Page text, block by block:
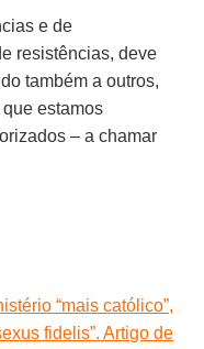
e de
resistências, deve
também a outros,
estamos
– a chamar
“mais católico”,
fidelis”. Artigo de